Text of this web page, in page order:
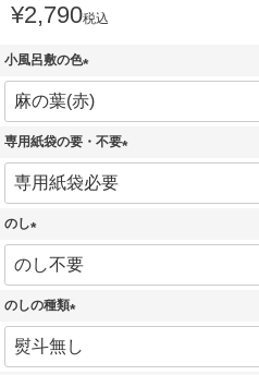
¥2,790税込
小風呂敷の色
必
専用紙袋の要・不要
のし
必
須
のしの種類
必